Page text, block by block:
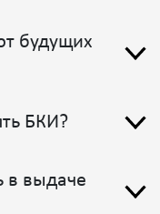
будущих
БКИ?
в выдаче